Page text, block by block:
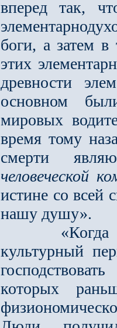
вперед так,
боги, а затем
этих
древности
основном
мировых
время тому
смерти
человеческой
истине со всей
нашу душу».
культурный
которых